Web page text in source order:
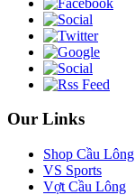
Our Links
Shop Cầu Lông
VS Sports
Vợt Cầu Lông